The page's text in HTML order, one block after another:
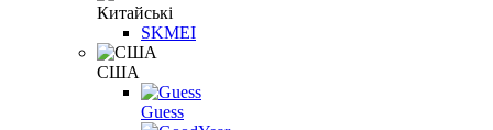
Китайські
SKMEI
США
Guess